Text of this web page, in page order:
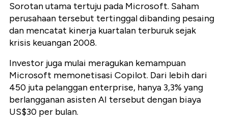
Sorotan utama tertuju pada Microsoft. Saham
perusahaan tersebut tertinggal dibanding pesaing
dan mencatat kinerja kuartalan terburuk sejak
krisis keuangan 2008.
Investor juga mulai meragukan kemampuan
Microsoft memonetisasi Copilot. Dari lebih dari
450 juta pelanggan enterprise, hanya 3,3% yang
berlangganan asisten AI tersebut dengan biaya
US$30 per bulan.